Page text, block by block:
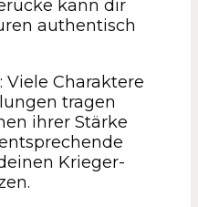
kann dir
authentisch
: Viele Charaktere
tragen
ihrer Stärke
Krieger-